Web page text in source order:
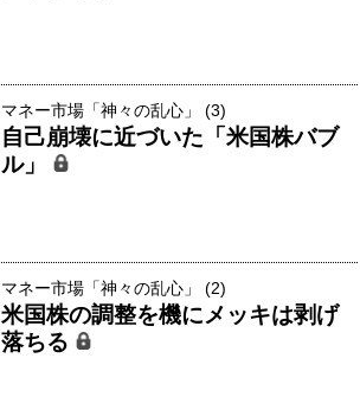
マネー市場「神々の乱心」 (3)
自己崩壊に近づいた「米国株バブ
ル」
マネー市場「神々の乱心」 (2)
米国株の調整を機にメッキは剥げ
落ちる